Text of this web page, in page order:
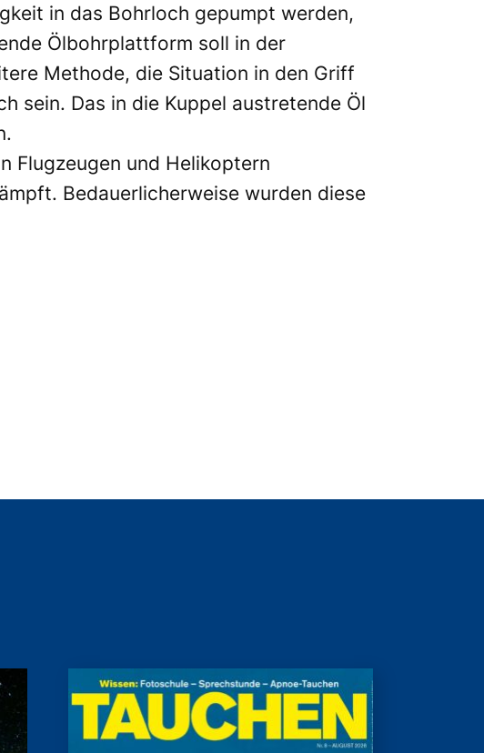
in das Bohrloch gepumpt werden,
Ölbohrplattform soll in der
Methode, die Situation in den Griff
sein. Das in die Kuppel austretende Öl
Flugzeugen und Helikoptern
Bedauerlicherweise wurden diese